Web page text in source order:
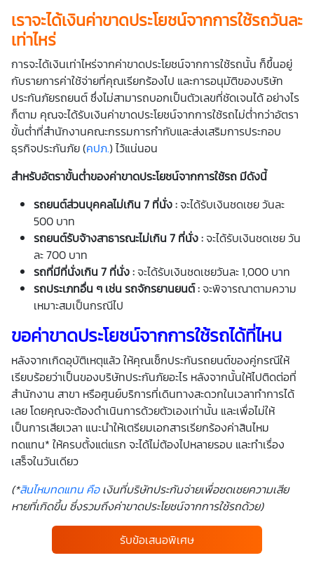
เราจะได้เงินค่าขาดประโยชน์จากการใช้รถวันละ
เท่าไหร่
การจะได้เงินเท่าไหร่จากค่าขาดประโยชน์จากการใช้รถนั้น ก็ขึ้นอยู่
กับรายการค่าใช้จ่ายที่คุณเรียกร้องไป และการอนุมัติของบริษัท
ประกันภัยรถยนต์ ซึ่งไม่สามารถบอกเป็นตัวเลขที่ชัดเจนได้ อย่างไร
ก็ตาม คุณจะได้รับเงินค่าขาดประโยชน์จากการใช้รถไม่ต่ำกว่าอัตรา
ขั้นต่ำที่สำนักงานคณะกรรมการกำกับและส่งเสริมการประกอบ
ธุรกิจประกันภัย (คปภ.) ไว้แน่นอน
สำหรับอัตราขั้นต่ำของค่าขาดประโยชน์จากการใช้รถ มีดังนี้
รถยนต์ส่วนบุคคลไม่เกิน 7 ที่นั่ง:จะได้รับเงินชดเชย วันละ
500 บาท
รถยนต์รับจ้างสาธารณะไม่เกิน 7 ที่นั่ง:จะได้รับเงินชดเชย วัน
ละ 700 บาท
รถที่มีที่นั่งเกิน 7 ที่นั่ง:จะได้รับเงินชดเชยวันละ 1,000 บาท
รถประเภทอื่น ๆ เช่น รถจักรยานยนต์:จะพิจารณาตามความ
เหมาะสมเป็นกรณีไป
ขอค่าขาดประโยชน์จากการใช้รถได้ที่ไหน
หลังจากเกิดอุบัติเหตุแล้ว ให้คุณเช็กประกันรถยนต์ของคู่กรณีให้
เรียบร้อยว่าเป็นของบริษัทประกันภัยอะไร หลังจากนั้นให้ไปติดต่อที่
สำนักงาน สาขา หรือศูนย์บริการที่เดินทางสะดวกในเวลาทำการได้
เลย โดยคุณจะต้องดำเนินการด้วยตัวเองเท่านั้น และเพื่อไม่ให้
เป็นการเสียเวลา แนะนำให้เตรียมเอกสารเรียกร้องค่าสินไหม
ทดแทน* ให้ครบตั้งแต่แรก จะได้ไม่ต้องไปหลายรอบ และทำเรื่อง
เสร็จในวันเดียว
(*สินไหมทดแทน คือ เงินที่บริษัทประกันจ่ายเพื่อชดเชยความเสีย
หายที่เกิดขึ้น ซึ่งรวมถึงค่าขาดประโยชน์จากการใช้รถด้วย)
รับข้อเสนอพิเศษ